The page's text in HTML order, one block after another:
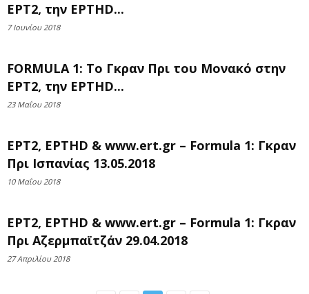
ΕΡΤ2, την ΕΡΤHD...
7 Ιουνίου 2018
FORMULA 1: Το Γκραν Πρι του Μονακό στην
ΕΡΤ2, την ΕΡΤHD...
23 Μαΐου 2018
ΕΡΤ2, ΕΡΤHD & www.ert.gr – Formula 1: Γκραν
Πρι Ισπανίας 13.05.2018
10 Μαΐου 2018
ΕΡΤ2, ΕΡΤHD & www.ert.gr – Formula 1: Γκραν
Πρι Αζερμπαϊτζάν 29.04.2018
27 Απριλίου 2018